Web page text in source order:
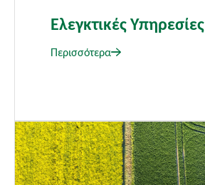
Ελεγκτικές Υπηρεσίες​
Περισσότερα